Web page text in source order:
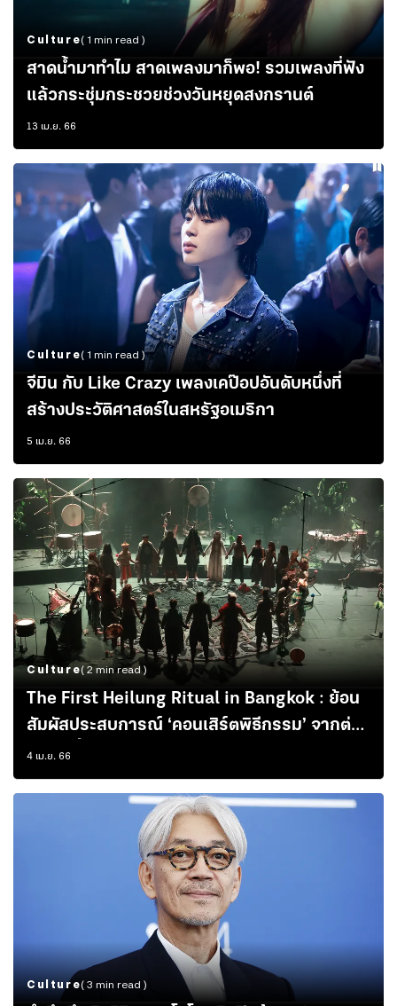
Culture( 1 min read )
สาดน้ำมาทำไม สาดเพลงมาก็พอ! รวมเพลงที่ฟัง
แล้วกระชุ่มกระชวยช่วงวันหยุดสงกรานต์
13 เม.ย. 66
Culture( 1 min read )
จีมิน กับ Like Crazy เพลงเคป๊อปอันดับหนึ่งที่
สร้างประวัติศาสตร์ในสหรัฐอเมริกา
5 เม.ย. 66
Culture( 2 min read )
The First Heilung Ritual in Bangkok : ย้อน
สัมผัสประสบการณ์ ‘คอนเสิร์ตพิธีกรรม’ จากต่าง
แดน ครั้งแรกในไทย
4 เม.ย. 66
Culture( 3 min read )